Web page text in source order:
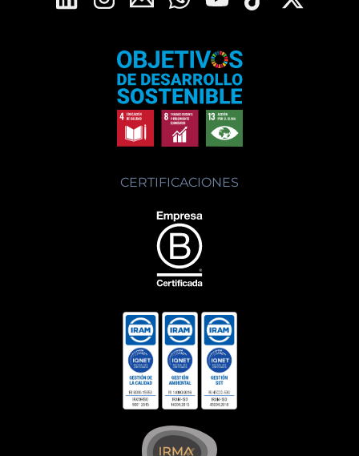
CERTIFICACIONES